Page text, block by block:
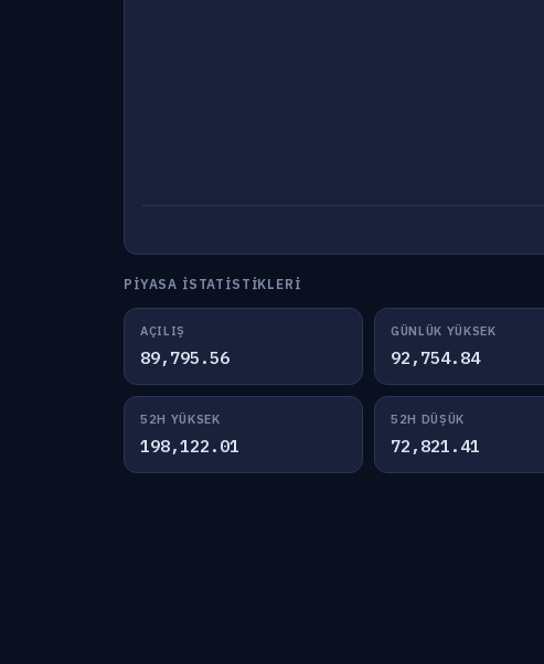
PIYASA İSTATISTIKLERI
AÇILIŞ
89,795.56
GÜNLÜK YÜKSEK
92,754.84
52H YÜKSEK
198,122.01
52H DÜŞÜK
72,821.41